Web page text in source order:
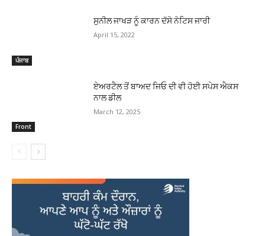
ਪੰਜਾਬ
ਸੁਨੀਲ ਜਾਖੜ ਨੂੰ ਕਾਰਨ ਦੱਸੋ ਨੋਟਿਸ ਜਾਰੀ
April 15, 2022
Front
ਏਅਰਟੈਲ ਤੋਂ ਬਾਅਦ ਜਿਓ ਦੀ ਵੀ ਹੋਈ ਸਪੇਸ ਐਕਸ
ਨਾਲ ਡੀਲ
March 12, 2025